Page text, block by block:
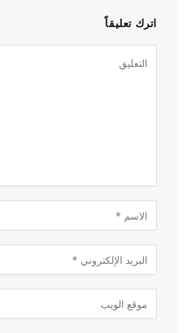
اترك تعليقاً